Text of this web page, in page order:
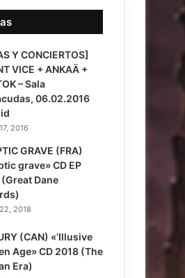
Y CONCIERTOS]
VICE + ANKAÄ +
– Sala
06.02.2016
2016
GRAVE (FRA)
grave» CD EP
Dane
2018
(CAN) «‘Illusive
Age» CD 2018 (The
Era)